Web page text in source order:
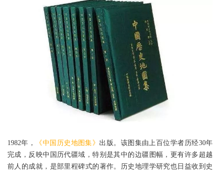
1982年， 《中国历史地图集》 出版。该图集由上百位学者历经30年
完成，反映中国历代疆域，特别是其中的边疆图幅，更有许多超越
前人的成就，是部里程碑式的著作。历史地理学研究也日益收到史